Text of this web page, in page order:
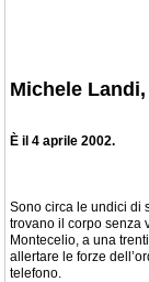
Michele
È il 4 aprile 2002.
Sono circa le undici di
trovano il corpo senza
Montecelio, a una
allertare le forze
telefono.